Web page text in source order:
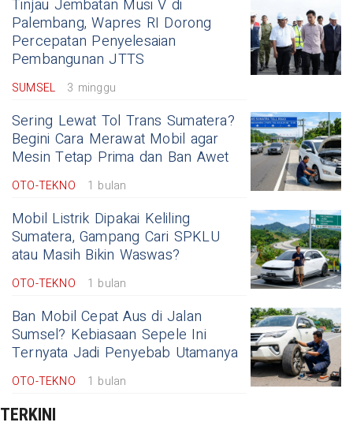
Tinjau Jembatan Musi V di
Palembang, Wapres RI Dorong
Percepatan Penyelesaian
Pembangunan JTTS
SUMSEL 3 minggu
Sering Lewat Tol Trans Sumatera?
Begini Cara Merawat Mobil agar
Mesin Tetap Prima dan Ban Awet
OTO-TEKNO 1 bulan
Mobil Listrik Dipakai Keliling
Sumatera, Gampang Cari SPKLU
atau Masih Bikin Waswas?
OTO-TEKNO 1 bulan
Ban Mobil Cepat Aus di Jalan
Sumsel? Kebiasaan Sepele Ini
Ternyata Jadi Penyebab Utamanya
OTO-TEKNO 1 bulan
TERKINI